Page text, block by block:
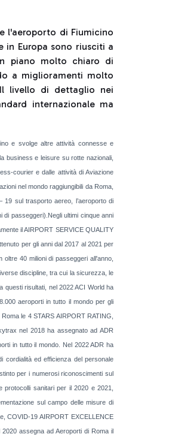
l'aeroporto di Fiumicino
Europa sono riusciti a
piano molto chiaro di
a miglioramenti molto
livello di dettaglio nei
internazionale ma
e svolge altre attività connesse e
business e leisure su rotte nazionali,
courier e dalle attività di Aviazione
nel mondo raggiungibili da Roma,
sul trasporto aereo, l’aeroporto di
di passeggeri).Negli ultimi cinque anni
il AIRPORT SERVICE QUALITY
per gli anni dal 2017 al 2021 per
oltre 40 milioni di passeggeri all'anno,
discipline, tra cui la sicurezza, le
questi risultati, nel 2022 ACI World ha
aeroporti in tutto il mondo per gli
le 4 STARS AIRPORT RATING,
nel 2018 ha assegnato ad ADR
in tutto il mondo. Nel 2022 ADR ha
cordialità ed efficienza del personale
per i numerosi riconoscimenti sul
protocolli sanitari per il 2020 e 2021,
sul campo delle misure di
COVID-19 AIRPORT EXCELLENCE
assegna ad Aeroporti di Roma il